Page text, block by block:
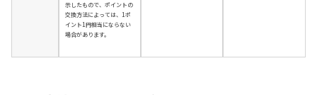
示したもので、ポイントの
交換方法によっては、1ポ
イント1円相当にならない
場合があります。